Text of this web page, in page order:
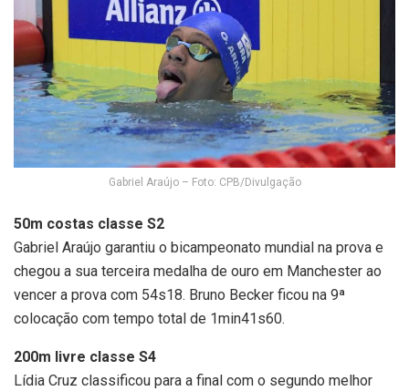
Gabriel Araújo – Foto: CPB/Divulgação
50m costas classe S2
Gabriel Araújo garantiu o bicampeonato mundial na prova e
chegou a sua terceira medalha de ouro em Manchester ao
vencer a prova com 54s18. Bruno Becker ficou na 9ª
colocação com tempo total de 1min41s60.
200m livre classe S4
Lídia Cruz classificou para a final com o segundo melhor